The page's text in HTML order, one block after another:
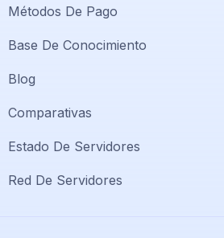
Métodos De Pago
Base De Conocimiento
Blog
Comparativas
Estado De Servidores
Red De Servidores